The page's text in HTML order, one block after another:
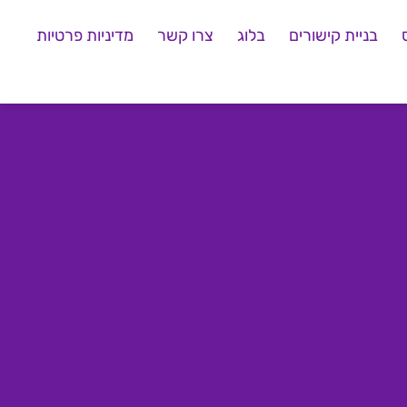
בניית קישורים בלוג צרו קשר מדיניות פרטיות